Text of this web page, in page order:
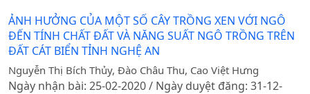
ẢNH HƯỞNG CỦA MỘT SỐ CÂY TRỒNG XEN VỚI NGÔ
ĐẾN TÍNH CHẤT ĐẤT VÀ NĂNG SUẤT NGÔ TRỒNG TRÊN
ĐẤT CÁT BIỂN TỈNH NGHỆ AN
Nguyễn Thị Bích Thủy, Đào Châu Thu, Cao Việt Hưng
Ngày nhận bài: 25-02-2020 / Ngày duyệt đăng: 31-12-